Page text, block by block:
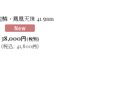
鱗・鳳凰天珠 41.5mm
38,000円(税別)
(税込: 41,800円)